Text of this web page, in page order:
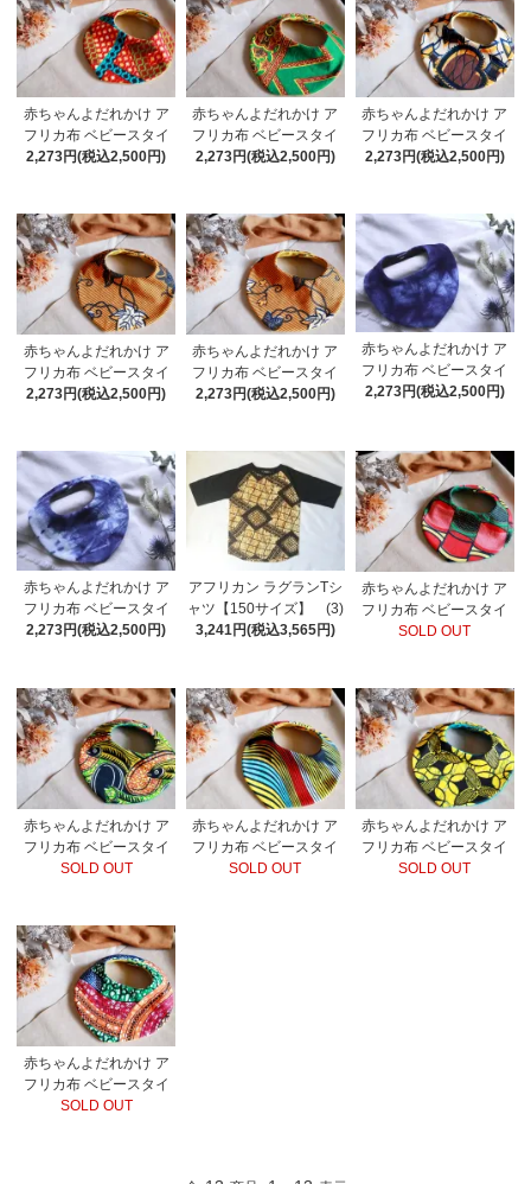
赤ちゃんよだれかけ ア
フリカ布 ベビースタイ
2,273円(税込2,500円)
赤ちゃんよだれかけ ア
フリカ布 ベビースタイ
2,273円(税込2,500円)
赤ちゃんよだれかけ ア
フリカ布 ベビースタイ
2,273円(税込2,500円)
赤ちゃんよだれかけ ア
フリカ布 ベビースタイ
2,273円(税込2,500円)
赤ちゃんよだれかけ ア
フリカ布 ベビースタイ
2,273円(税込2,500円)
赤ちゃんよだれかけ ア
フリカ布 ベビースタイ
2,273円(税込2,500円)
赤ちゃんよだれかけ ア
フリカ布 ベビースタイ
2,273円(税込2,500円)
アフリカン ラグランTシ
ャツ【150サイズ】 (3)
3,241円(税込3,565円)
赤ちゃんよだれかけ ア
フリカ布 ベビースタイ
SOLD OUT
赤ちゃんよだれかけ ア
フリカ布 ベビースタイ
SOLD OUT
赤ちゃんよだれかけ ア
フリカ布 ベビースタイ
SOLD OUT
赤ちゃんよだれかけ ア
フリカ布 ベビースタイ
SOLD OUT
赤ちゃんよだれかけ ア
フリカ布 ベビースタイ
SOLD OUT